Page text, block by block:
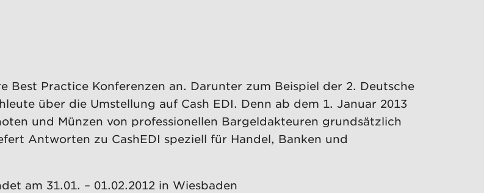
Best Practice Konferenzen an. Darunter zum Beispiel der 2. Deutsche
über die Umstellung auf Cash EDI. Denn ab dem 1. Januar 2013
und Münzen von professionellen Bargeldakteuren grundsätzlich
Antworten zu CashEDI speziell für Handel, Banken und
am 31.01. – 01.02.2012 in Wiesbaden